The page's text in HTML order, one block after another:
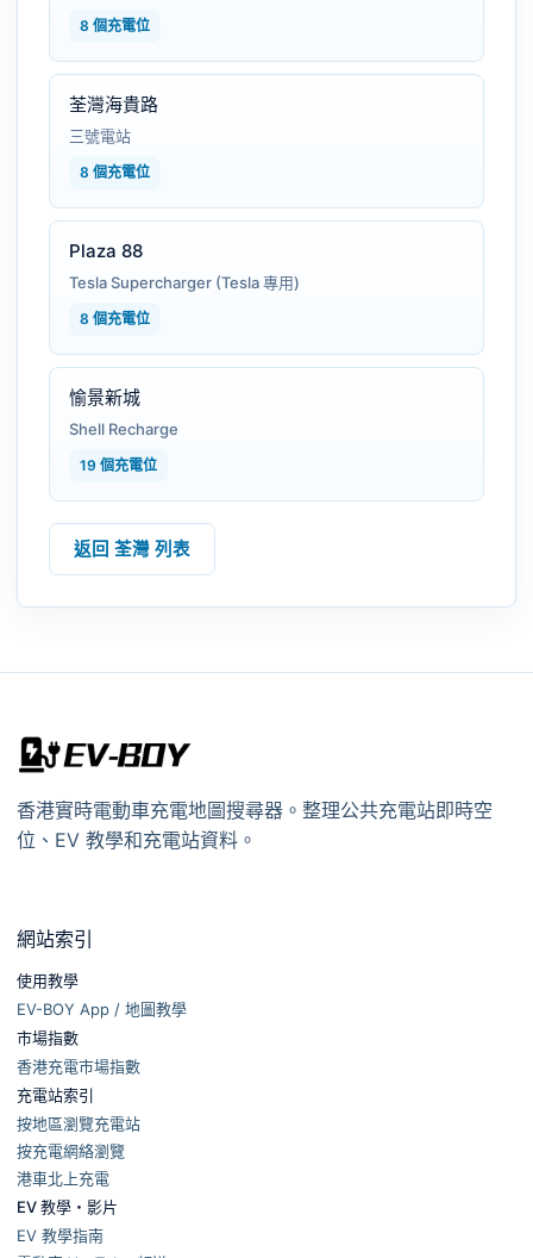
8 個充電位
荃灣海貴路
三號電站
8 個充電位
Plaza 88
Tesla Supercharger (Tesla 專用)
8 個充電位
愉景新城
Shell Recharge
19 個充電位
返回 荃灣 列表
香港實時電動車充電地圖搜尋器。整理公共充電站即時空
位、EV 教學和充電站資料。
網站索引
使用教學
EV-BOY App / 地圖教學
市場指數
香港充電市場指數
充電站索引
按地區瀏覽充電站
按充電網絡瀏覽
港車北上充電
EV 教學・影片
EV 教學指南